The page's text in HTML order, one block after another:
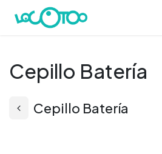
Ir al contenido
Cepillo Batería
Cepillo Batería